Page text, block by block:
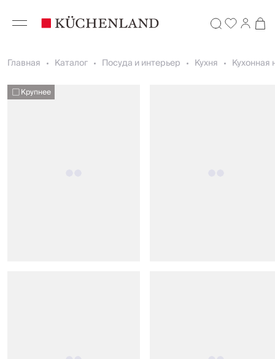
Главная Каталог Посуда и интерьер Кухня Кухонная
Крупнее